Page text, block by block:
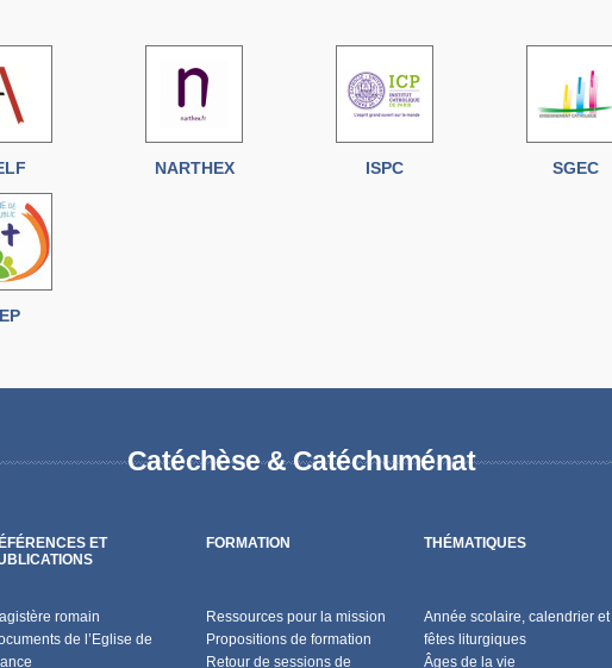
NARTHEX ISPC SGEC
Catéchèse & Catéchuménat
ET
romain
de l’Eglise de
FORMATION
Ressources pour la mission
Propositions de formation
Retour de sessions de
THÉMATIQUES
Année scolaire, calendrier et
fêtes liturgiques
Âges de la vie